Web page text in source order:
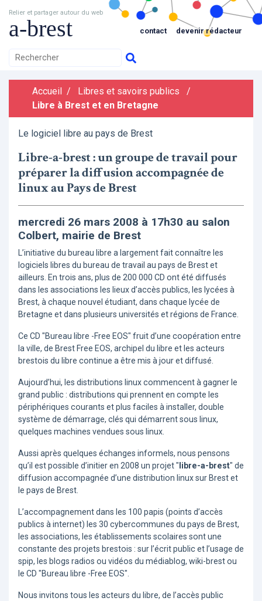
Relier et partager autour du web
a-brest contact devenir rédacteur
Accueil / Libres et savoirs publics
/
Libre à Brest et en Bretagne
Le logiciel libre au pays de Brest
Libre-a-brest : un groupe de travail pour
préparer la diffusion accompagnée de
linux au Pays de Brest
mercredi 26 mars 2008 à 17h30 au salon
Colbert, mairie de Brest
L’initiative du bureau libre a largement fait connaître les
logiciels libres du bureau de travail au pays de Brest et
ailleurs. En trois ans, plus de 200 000 CD ont été diffusés
dans les associations les lieux d’accès publics, les lycées à
Brest, à chaque nouvel étudiant, dans chaque lycée de
Bretagne et dans plusieurs universités et régions de France.
Ce CD "Bureau libre -Free EOS" fruit d’une coopération entre
la ville, de Brest Free EOS, archipel du libre et les acteurs
brestois du libre continue a être mis à jour et diffusé.
Aujourd’hui, les distributions linux commencent à gagner le
grand public : distributions qui prennent en compte les
périphériques courants et plus faciles à installer, double
système de démarrage, clés qui démarrent sous linux,
quelques machines vendues sous linux.
Aussi après quelques échanges informels, nous pensons
qu’il est possible d’initier en 2008 un projet " libre-a-brest" de
diffusion accompagnée d’une distribution linux sur Brest et
le pays de Brest.
L’accompagnement dans les 100 papis (points d’accès
publics à internet) les 30 cybercommunes du pays de Brest,
les associations, les établissements scolaires sont une
constante des projets brestois : sur l’écrit public et l’usage de
spip, les blogs radios ou vidéos du médiablog, wiki-brest ou
le CD "Bureau libre -Free EOS".
Nous invitons tous les acteurs du libre, de l’accès public